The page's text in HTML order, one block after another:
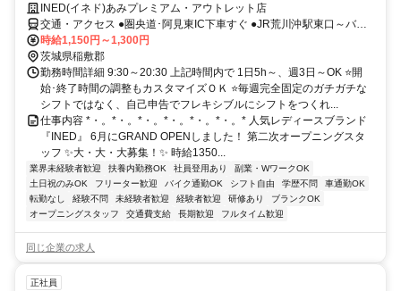
INED(イネド)あみプレミアム・アウトレット店
交通・アクセス ●圏央道･阿見東IC下車すぐ ●JR荒川沖駅東口～バス
約22分 ●カーナビをご利用の方は所在地設定を下記にお願いします。
「茨城県稲敷郡阿見町よしわら4－1－1」上記住所で検索できない場
合は旧住所「茨城県稲敷郡阿見町大字吉原2700」も しくは「茨城県
(稲敷郡)阿見町吉原2534」でお試しください。
時給1,150円～1,300円
茨城県稲敷郡
勤務時間詳細 9:30～20:30 上記時間内で 1日5h～、週3日～OK ⭐開
始･終了時間の調整もカスタマイズＯＫ ⭐毎週完全固定のガチガチな
シフトではなく、自己申告でフレキシブルにシフトをつくれ...
仕事内容 *・。*・。*・。*・。*・。*・。* 人気レディースブランド
『INED』 6月にGRAND OPENしました！ 第二次オープニングスタ
ッフ ✨大・大・大募集！✨ 時給1350...
業界未経験者歓迎 扶養内勤務OK 社員登用あり
副業・WワークOK
土日祝のみOK
フリーター歓迎 バイク通勤OK シフト自由 学歴不問
車通勤OK
転勤なし
経験不問 未経験者歓迎 経験者歓迎 研修あり
ブランクOK
オープニングスタッフ
交通費支給 長期歓迎 フルタイム歓迎
同じ企業の求人
正社員